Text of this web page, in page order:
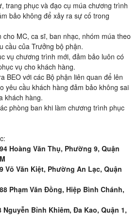
trang phục và đạo cụ múa chương trình
bảo không để xảy ra sự cố trong
cho MC, ca sĩ, ban nhạc, nhóm múa theo
cầu của Trưởng bộ phận.
vụ chương trình mới, đảm bảo luôn có
vụ cho khách hàng.
BEO với các Bộ phận liên quan để lên
yêu cầu khách hàng đảm bảo không sai
khách hàng.
phòng ban khi làm chương trình phục
Hoàng Văn Thụ, Phường 9, Quận
Võ Văn Kiệt, Phường An Lạc, Quận
Phạm Văn Đồng, Hiệp Bình Chánh,
Nguyễn Bỉnh Khiêm, Đa Kao, Quận 1,